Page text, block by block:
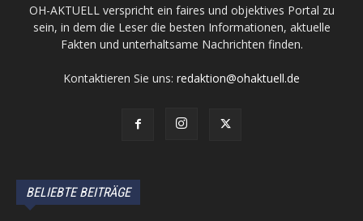
OH-AKTUELL verspricht ein faires und objektives Portal zu
sein, in dem die Leser die besten Informationen, aktuelle
Fakten und unterhaltsame Nachrichten finden.
Kontaktieren Sie uns: redaktion@ohaktuell.de
BELIEBTE BEITRÄGE